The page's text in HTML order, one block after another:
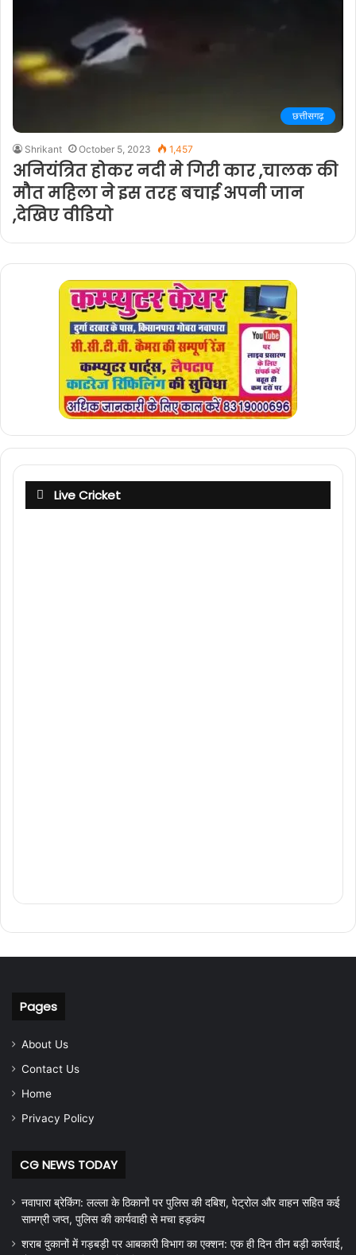
छत्तीसगढ़
Shrikant October 5, 2023 1,457
अनियंत्रित होकर नदी मे गिरी कार ,चालक की
मौत महिला ने इस तरह बचाई अपनी जान
,देखिए वीडियो
Live Cricket
Pages
About Us
Contact Us
Home
Privacy Policy
CG NEWS TODAY
नवापारा ब्रेकिंग: लल्ला के ठिकानों पर पुलिस की दबिश, पेट्रोल और वाहन सहित कई
सामग्री जप्त, पुलिस की कार्यवाही से मचा हड़कंप
शराब दुकानों में गड़बड़ी पर आबकारी विभाग का एक्शन: एक ही दिन तीन बड़ी कार्रवाई,